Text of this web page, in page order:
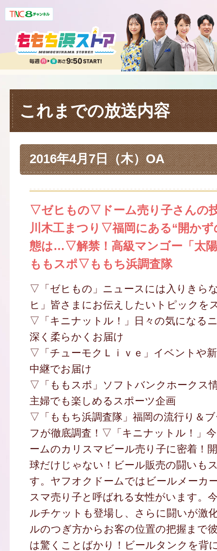
これまでの放送内容
2016年4月7日（木）OA
▽ゼヒもの▽ドーム売り子さんの
川木工まつり▽福岡にある“開かず
態は…▽解禁！高級マンゴー「太
ももスポ▽ももち浜調査隊
▽「ゼヒもの」ニュースには入りきら
ヒ」皆さまにお伝えしたいトピックを
▽「キニナットル！」日々の気になる
深く柔らかくお届け
▽「チューモクＬｉｖｅ」イベントや
中継でお届け
▽「ももスポ」ソフトバンクホークス
主婦でも楽しめるスポーツ企画
▽「ももち浜調査隊」福岡の流行り＆
フが徹底調査！▽「キニナットル！」
ームのカリスマビール売り子に密着！
球だけじゃない！ビール販売の闘いも
す。ヤフオクドームではビールメーカ
スマ売り子と呼ばれる女性がいます。
ルチケットも登場し、さらに闘いが激
ルのつぎ方からお客の位置の把握まで
は驚くことばかり！ビールタンクを背